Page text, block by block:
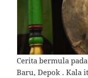
Cerita bermula
Baru, Depok . Kala